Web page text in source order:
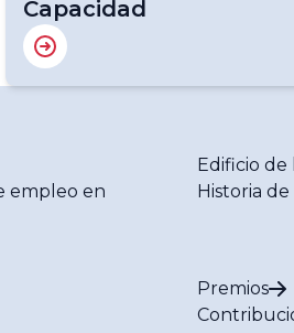
Capacidad
empleo en
Edificio de
Historia
Premios